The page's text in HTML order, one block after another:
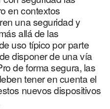
en contextos
una seguridad y
allá de las
uso típico por parte
disponer de una vía
de forma segura, las
tener en cuenta el
nuevos dispositivos